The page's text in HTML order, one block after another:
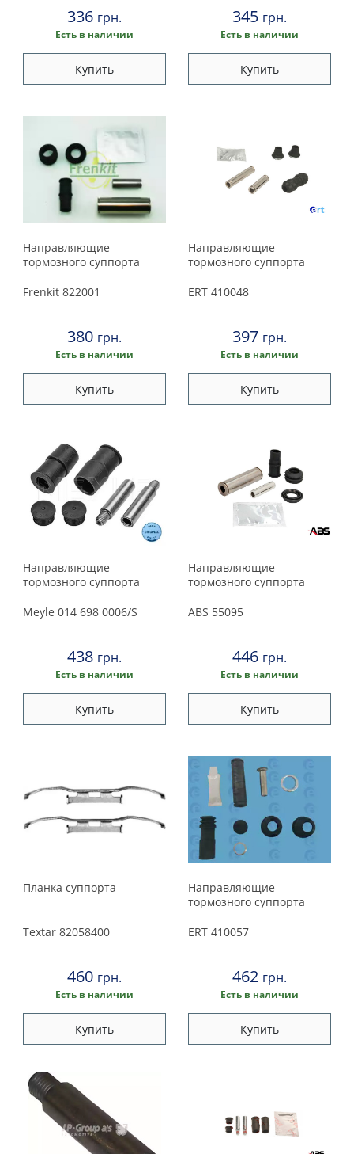
336 грн.
Есть в наличии
Купить
345 грн.
Есть в наличии
Купить
Направляющие
тормозного суппорта
Frenkit 822001
380 грн.
Есть в наличии
Купить
Направляющие
тормозного суппорта
ERT 410048
397 грн.
Есть в наличии
Купить
Направляющие
тормозного суппорта
Meyle 014 698 0006/S
438 грн.
Есть в наличии
Купить
Направляющие
тормозного суппорта
ABS 55095
446 грн.
Есть в наличии
Купить
Планка суппорта
Textar 82058400
460 грн.
Есть в наличии
Купить
Направляющие
тормозного суппорта
ERT 410057
462 грн.
Есть в наличии
Купить